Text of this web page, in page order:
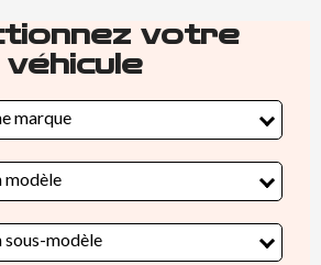
votre
véhicule
marque
modèle
sous-modèle